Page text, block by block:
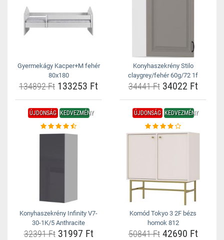
Gyermekágy Kacper+M fehér
80x180
134892 Ft 133253 Ft
Konyhaszekrény Stilo
claygrey/fehér 60g/72 1f
34441 Ft34022 Ft
ÚJDONSÁG KEDVEZMÉNY
Konyhaszekrény Infinity V7-
30-1K/5 Anthracite
32391 Ft31997 Ft
ÚJDONSÁG KEDVEZMÉNY
Komód Tokyo 3 2F bézs
homok 812
50841 Ft42690 Ft